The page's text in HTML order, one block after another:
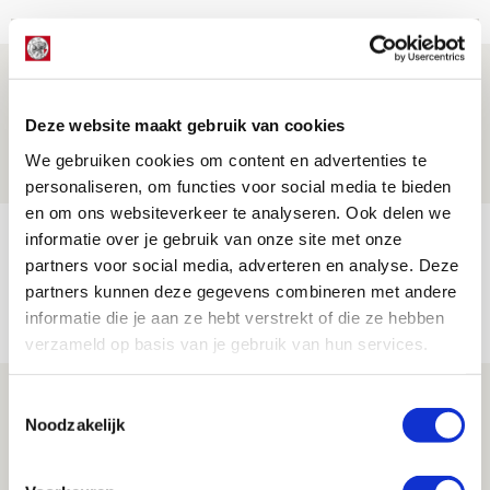
Deze website maakt gebruik van cookies
We gebruiken cookies om content en advertenties te
personaliseren, om functies voor social media te bieden
en om ons websiteverkeer te analyseren. Ook delen we
informatie over je gebruik van onze site met onze
partners voor social media, adverteren en analyse. Deze
partners kunnen deze gegevens combineren met andere
informatie die je aan ze hebt verstrekt of die ze hebben
verzameld op basis van je gebruik van hun services.
Noodzakelijk
Win door Lucky gedragen thuistenue
PRIJSVRAAG
Win mascottetenues van seizoen
2025/2026!
10 AUGUSTUS 2026 - 16:37
2025/2026!